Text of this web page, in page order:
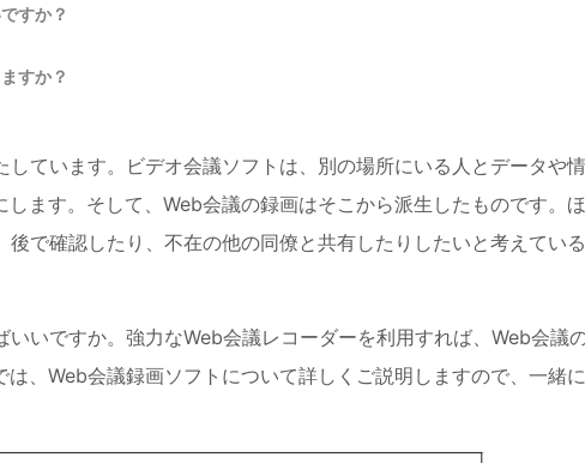
すか？
すか？
ています。ビデオ会議ソフトは、別の場所にいる人とデータや情
ます。そして、Web会議の録画はそこから派生したものです。ほ
で確認したり、不在の他の同僚と共有したりしたいと考えている
いですか。強力なWeb会議レコーダーを利用すれば、Web会議
、Web会議録画ソフトについて詳しくご説明しますので、一緒に